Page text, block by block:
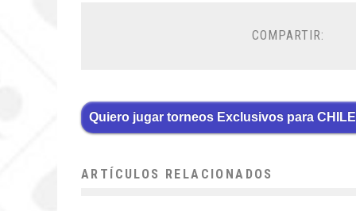
COMPARTIR:
Quiero jugar torneos Exclusivos para
ARTÍCULOS RELACIONADOS